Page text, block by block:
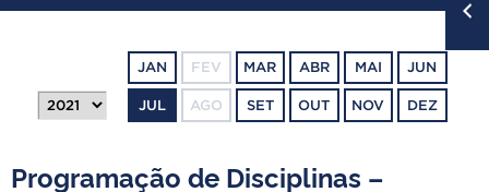
PORTARIAS
JAN FEV MAR ABR MAI JUN
JUL AGO SET OUT NOV DEZ
Programação de Disciplinas –